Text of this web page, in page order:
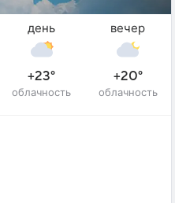
день
+23°
облачность
вечер
+20°
облачность